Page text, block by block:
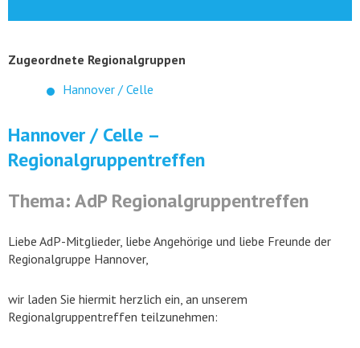
Zugeordnete Regionalgruppen
Hannover / Celle
Hannover / Celle –
Regionalgruppentreffen
Thema: AdP Regionalgruppentreffen
Liebe AdP-Mitglieder, liebe Angehörige und liebe Freunde der
Regionalgruppe Hannover,
wir laden Sie hiermit herzlich ein, an unserem
Regionalgruppentreffen teilzunehmen: